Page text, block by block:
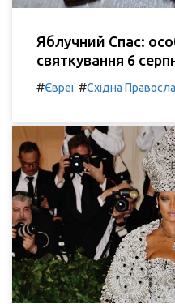
Яблучний Спас:
святкування 6
#Євреї #Східна